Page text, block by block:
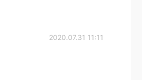
2020.07.31 11:11